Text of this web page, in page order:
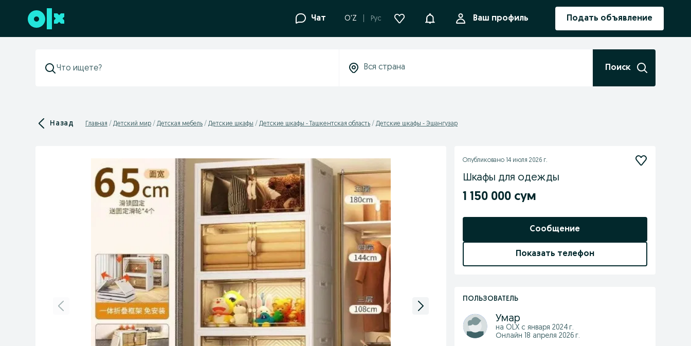
Перейти к нижнему колонтитулу Чат O'Z Рус УведомленияВаш профиль Подать объявление
Поиск
Назад Главная Детский мир Детская мебель Детские шкафы Детские шкафы - Ташкентская область Детские шкафы - Эшангузар
Опубликовано 14 июля 2026 г.
Шкафы для одежды
1 150 000 сум
Сообщение
Показать телефон
ПОЛЬЗОВАТЕЛЬ
Умар
на OLX с января 2024 г.
Онлайн 18 апреля 2026 г.